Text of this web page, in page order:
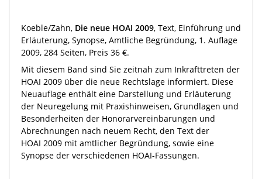
Koeble/Zahn, Die neue HOAI 2009, Text, Einführung und
Erläuterung, Synopse, Amtliche Begründung, 1. Auflage
2009, 284 Seiten, Preis 36 €.
Mit diesem Band sind Sie zeitnah zum Inkrafttreten der
HOAI 2009 über die neue Rechtslage informiert. Diese
Neuauflage enthält eine Darstellung und Erläuterung
der Neuregelung mit Praxishinweisen, Grundlagen und
Besonderheiten der Honorarvereinbarungen und
Abrechnungen nach neuem Recht, den Text der
HOAI 2009 mit amtlicher Begründung, sowie eine
Synopse der verschiedenen HOAI-Fassungen.